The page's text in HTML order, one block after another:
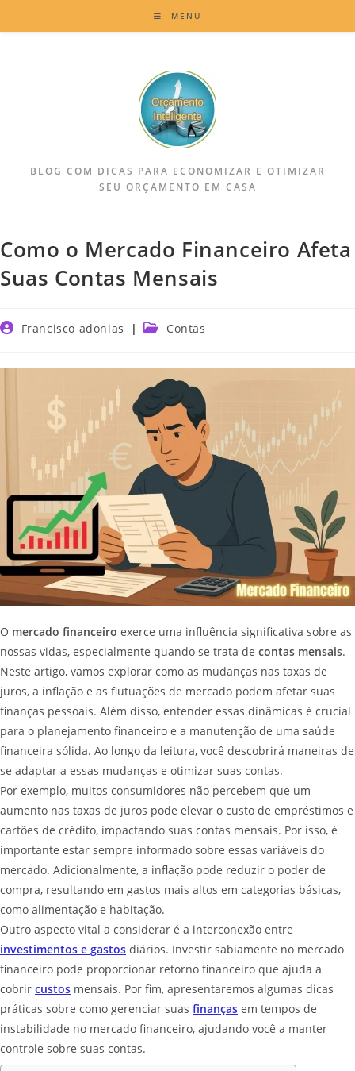
MENU
BLOG COM DICAS PARA ECONOMIZAR E OTIMIZAR
SEU ORÇAMENTO EM CASA
Como o Mercado Financeiro Afeta
Suas Contas Mensais
Francisco adonias Contas
O mercado financeiro exerce uma influência significativa sobre as
nossas vidas, especialmente quando se trata de contas mensais.
Neste artigo, vamos explorar como as mudanças nas taxas de
juros, a inflação e as flutuações de mercado podem afetar suas
finanças pessoais. Além disso, entender essas dinâmicas é crucial
para o planejamento financeiro e a manutenção de uma saúde
financeira sólida. Ao longo da leitura, você descobrirá maneiras de
se adaptar a essas mudanças e otimizar suas contas.
Por exemplo, muitos consumidores não percebem que um
aumento nas taxas de juros pode elevar o custo de empréstimos e
cartões de crédito, impactando suas contas mensais. Por isso, é
importante estar sempre informado sobre essas variáveis do
mercado. Adicionalmente, a inflação pode reduzir o poder de
compra, resultando em gastos mais altos em categorias básicas,
como alimentação e habitação.
Outro aspecto vital a considerar é a interconexão entre
investimentos e gastos diários. Investir sabiamente no mercado
financeiro pode proporcionar retorno financeiro que ajuda a
cobrir custos mensais. Por fim, apresentaremos algumas dicas
práticas sobre como gerenciar suas finanças em tempos de
instabilidade no mercado financeiro, ajudando você a manter
controle sobre suas contas.